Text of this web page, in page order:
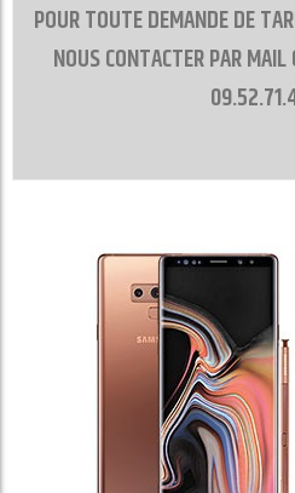
POUR TOUTE DEMANDE DE
NOUS CONTACTER PAR